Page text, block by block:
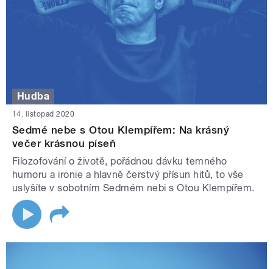
Hudba
14. listopad 2020
Sedmé nebe s Otou Klempířem: Na krásný
večer krásnou píseň
Filozofování o životě, pořádnou dávku temného
humoru a ironie a hlavně čerstvý přísun hitů, to vše
uslyšíte v sobotním Sedmém nebi s Otou Klempířem.